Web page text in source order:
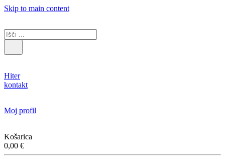
Skip to main content
Hiter
kontakt
Moj profil
Košarica
0,00 €